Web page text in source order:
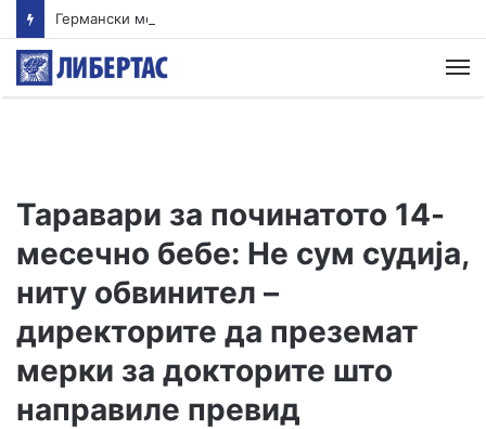
Таравари за починатото 14-
месечно бебе: Не сум судија,
ниту обвинител –
директорите да преземат
мерки за докторите што
направиле превид